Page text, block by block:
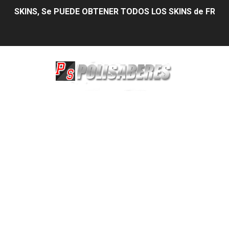
SKINS, Se PUEDE OBTENER TODOS LOS SKINS de FREE
AUMENTAR LA SENSIBILIDAD PARA 2026 Como